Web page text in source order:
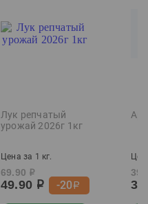
Лук репчатый
урожай 2026г 1кг
Цена за 1 кг.
69.90 р
49.90 р -20р